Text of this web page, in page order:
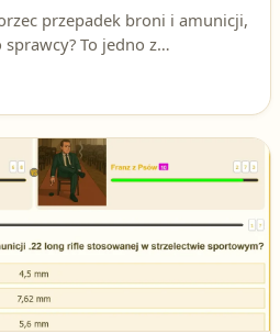
przepadek broni i amunicji,
To jedno z
się do testu na